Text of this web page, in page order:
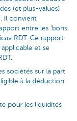
(et plus-values)
Il convient
entre les ‘bons
RDT. Ce rapport
et se
sociétés sur la part
à la déduction
pour les liquidités